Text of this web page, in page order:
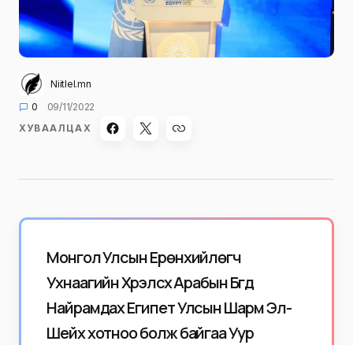
Niitlel.mn
0
09/11/2022
ХУВААЛЦАХ
Монгол Улсын Ерөнхийлөгч
Ухнаагийн Хүрэлсүх Арабын Бүгд
Найрамдах Египет Улсын Шарм Эл-
Шейх хотноо болж байгаа Уур